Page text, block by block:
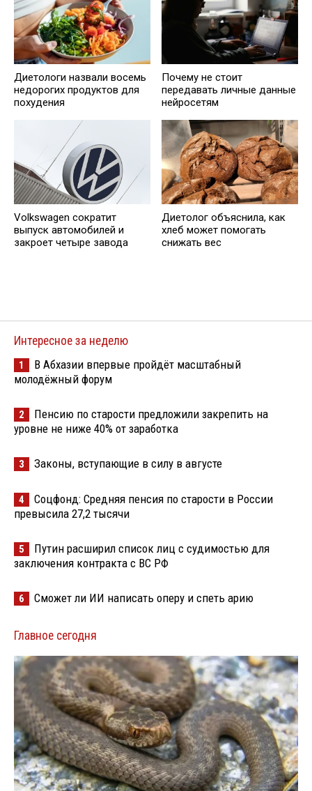
Диетологи назвали восемь
недорогих продуктов для
похудения
Почему не стоит
передавать личные данные
нейросетям
Volkswagen сократит
выпуск автомобилей и
закроет четыре завода
Диетолог объяснила, как
хлеб может помогать
снижать вес
Интересное за неделю
1
В Абхазии впервые пройдёт масштабный
молодёжный форум
2
Пенсию по старости предложили закрепить на
уровне не ниже 40% от заработка
3 Законы, вступающие в силу в августе
4
Соцфонд: Средняя пенсия по старости в России
превысила 27,2 тысячи
5
Путин расширил список лиц с судимостью для
заключения контракта с ВС РФ
6 Сможет ли ИИ написать оперу и спеть арию
Главное сегодня